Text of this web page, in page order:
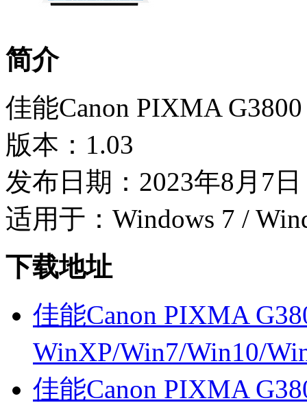
简介
佳能Canon PIXMA
版本：1.03
发布日期：2023年8月7日
适用于：Windows 7 /
下载地址
佳能Canon PIXMA
WinXP/Win7/Win10/
佳能Canon PIXMA